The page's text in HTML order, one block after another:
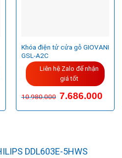
Khóa điện tử cửa gỗ GIOVANI
GSL-A2C
Liên hệ Zalo để nhận
giá tốt
10.980.000 7.686.000
DDL603E-5HWS